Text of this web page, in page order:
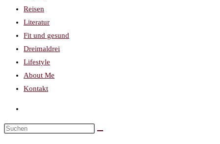
Reisen
Literatur
Fit und gesund
Dreimaldrei
Lifestyle
About Me
Kontakt